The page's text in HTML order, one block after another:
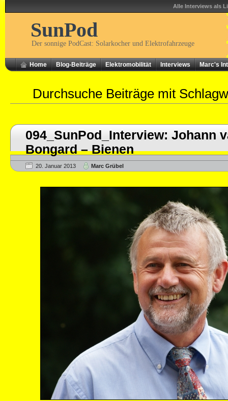
Alle Interviews als
SunPod
Der sonnige PodCast: Solarkocher und Elektrofahrzeuge
Home Blog-Beiträge Elektromobilität Interviews Marc's
Durchsuche Beiträge mit
094_SunPod_Interview: Johann
Bongard – Bienen
20. Januar 2013 Marc Grübel